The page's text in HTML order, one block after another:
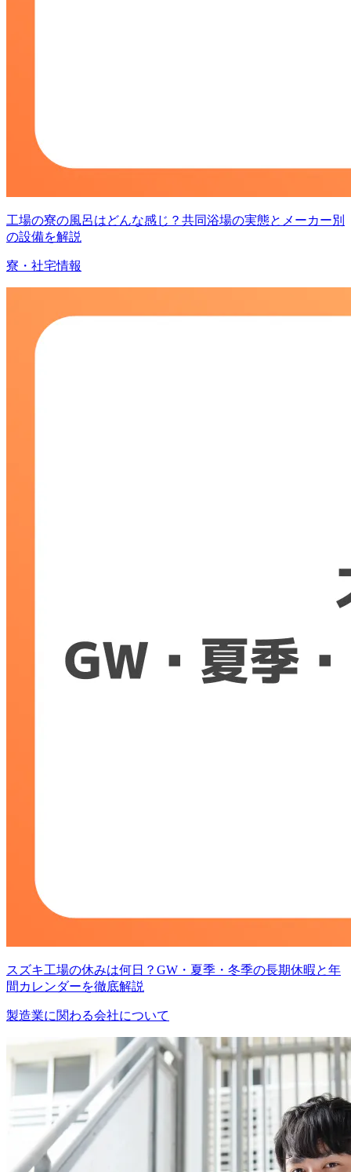
工場の寮の風呂はどんな感じ？共同浴場の実態とメーカー別
の設備を解説
寮・社宅情報
スズキ工場の休みは何日？GW・夏季・冬季の長期休暇と年
間カレンダーを徹底解説
製造業に関わる会社について